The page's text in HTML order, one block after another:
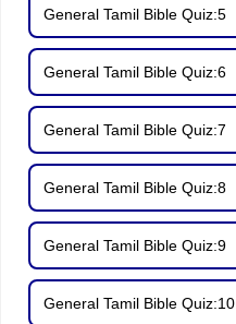
General Tamil Bible Quiz:5
General Tamil Bible Quiz:6
General Tamil Bible Quiz:7
General Tamil Bible Quiz:8
General Tamil Bible Quiz:9
General Tamil Bible Quiz:10